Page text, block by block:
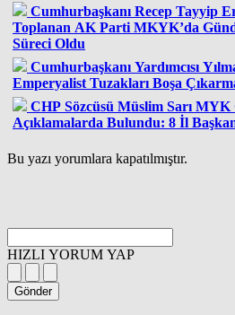
Cumhurbaşkanı Recep Tayyip
Toplanan AK Parti MKYK’da
Süreci Oldu
Cumhurbaşkanı Yardımcısı
Emperyalist Tuzakları Boşa
CHP Sözcüsü Müslim Sarı
Açıklamalarda Bulundu: 8 İl
Bu yazı yorumlara kapatılmıştır.
HIZLI YORUM YAP
Gönder